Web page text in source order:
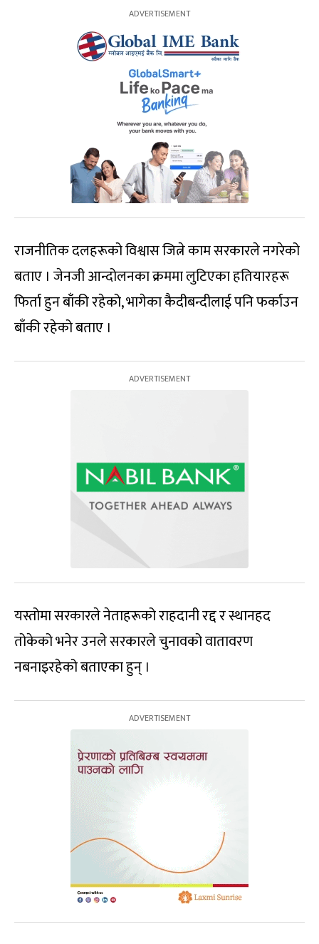
राजनीतिक दलहरूको विश्वास जित्ने काम सरकारले नगरेको
बताए । जेनजी आन्दोलनका क्रममा लुटिएका हतियारहरू
फिर्ता हुन बाँकी रहेको, भागेका कैदीबन्दीलाई पनि फर्काउन
बाँकी रहेको बताए ।
यस्तोमा सरकारले नेताहरूको राहदानी रद्द र स्थानहद
तोकेको भनेर उनले सरकारले चुनावको वातावरण
नबनाइरहेको बताएका हुन् ।